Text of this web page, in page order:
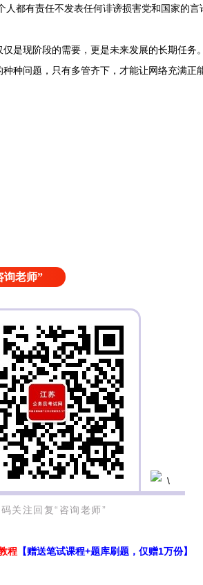
人都有责任不发表任何诽谤损害党和国家的
现阶段的需要，更是未来发展的长期任务
种问题，只有多管齐下，才能让网络充满正
询老师”
关注回复“咨询老师”
程 【赠送笔试课程+题库刷题，仅赠1万份】